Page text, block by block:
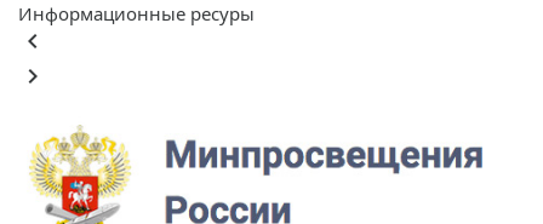
Информационные ресуры
keyboard_arrow_left
keyboard_arrow_right